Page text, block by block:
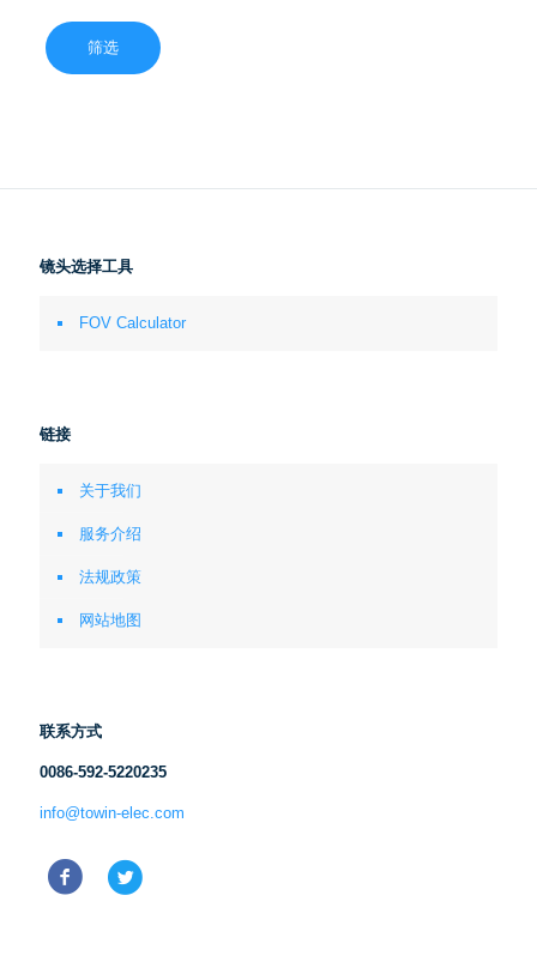
筛选
镜头选择工具
FOV Calculator
链接
关于我们
服务介绍
法规政策
网站地图
联系方式
0086-592-5220235
info@towin-elec.com